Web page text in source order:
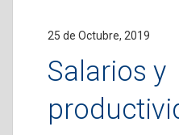
25 de Octubre, 2019
Salarios y